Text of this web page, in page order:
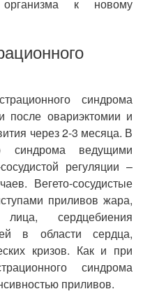
организма к новому
синдрома
после овариэктомии и
через 2-3 месяца. В
синдрома ведущими
регуляции –
Вегето-сосудистые
приливов жара,
лица, сердцебиения
в области сердца,
кризов. Как и при
синдрома
приливов.